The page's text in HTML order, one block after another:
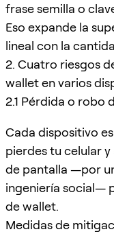
frase semilla o
Eso expande la
lineal con la
2. Cuatro riesgos
wallet en varios
2.1 Pérdida o robo
Cada dispositivo
pierdes tu celular
de pantalla —por
ingeniería social—
de wallet.
Medidas de